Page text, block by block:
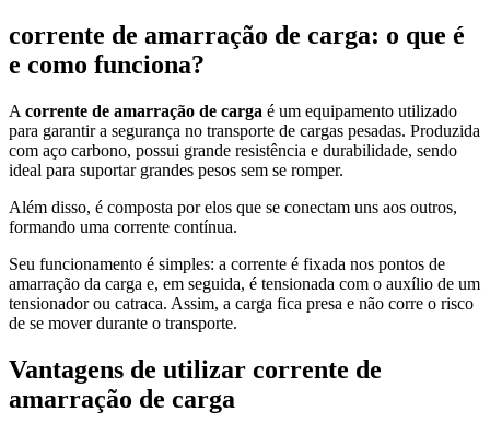
corrente de amarração de carga: o que é
e como funciona?
A corrente de amarração de carga é um equipamento utilizado
para garantir a segurança no transporte de cargas pesadas. Produzida
com aço carbono, possui grande resistência e durabilidade, sendo
ideal para suportar grandes pesos sem se romper.
Além disso, é composta por elos que se conectam uns aos outros,
formando uma corrente contínua.
Seu funcionamento é simples: a corrente é fixada nos pontos de
amarração da carga e, em seguida, é tensionada com o auxílio de um
tensionador ou catraca. Assim, a carga fica presa e não corre o risco
de se mover durante o transporte.
Vantagens de utilizar corrente de
amarração de carga